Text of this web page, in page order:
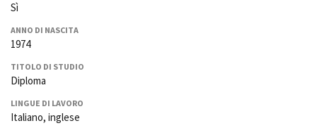
Servizi generali
Location scouting
Spazi nella sede FCTP
Sala Casting
Sala Paolo Tenna
Sì
ANNO DI NASCITA
1974
TITOLO DI STUDIO
Diploma
LINGUE DI LAVORO
Italiano, inglese